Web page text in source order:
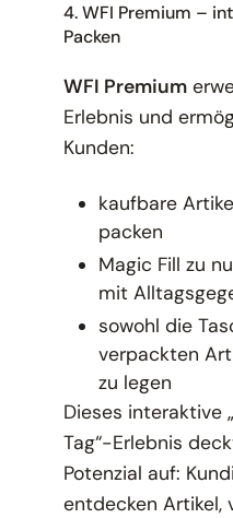
4. WFI Premium –
Packen
WFI Premium
Erlebnis und
Kunden:
kaufbare
packen
Magic Fill zu
mit
sowohl die
verpackten
zu legen
Dieses interaktive
Tag“-Erlebnis
Potenzial auf:
entdecken Artikel,